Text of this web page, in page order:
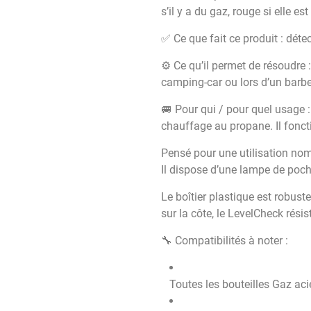
s’il y a du gaz, rouge si elle
✅ Ce que fait ce produit :
⚙️ Ce qu’il permet de
camping-car ou lors d’un
🚐 Pour qui / pour quel usage
chauffage au propane. Il
Pensé pour une utilisation
Il dispose d’une lampe de
Le boîtier plastique est
sur la côte, le LevelCheck
🔧 Compatibilités à noter :
Toutes les bouteilles Gaz